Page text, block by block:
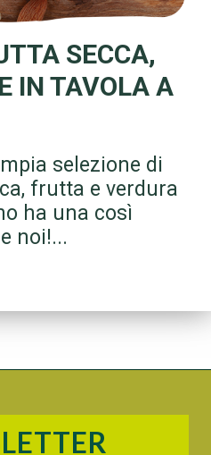
SECCA,
IN TAVOLA A
selezione di
frutta e verdura
ha una così
noi!...